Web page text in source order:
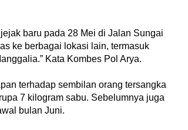
baru pada 28 Mei di Jalan Sungai
ke berbagai lokasi lain, termasuk
Kata Kombes Pol Arya.
terhadap sembilan orang tersangka
7 kilogram sabu. Sebelumnya juga
bulan Juni.